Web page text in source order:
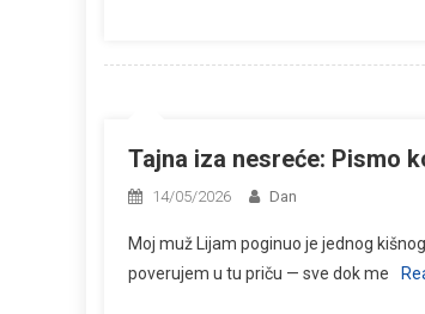
Tajna iza nesreće: Pismo
14/05/2026 Dan
Moj muž Lijam poginuo je jednog
poverujem u tu priču — sve dok me